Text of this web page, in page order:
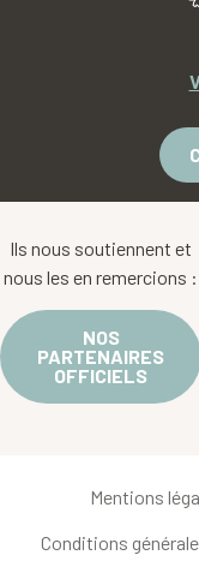
Ils nous soutiennent et
nous les en remercions :
NOS
PARTENAIRES
OFFICIELS
Mentions
Conditions